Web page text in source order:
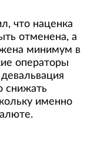
что наценка
отменена, а
минимум в
операторы
снижать
именно